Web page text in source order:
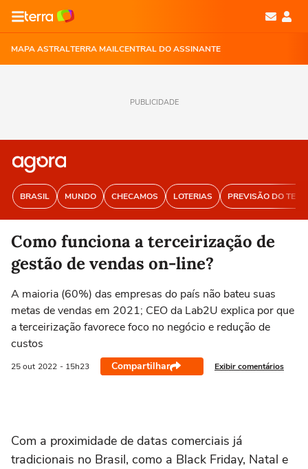
MAPA ASTRALTERRA MAILCENTRAL DO ASSINANTE
PUBLICIDADE
BRASIL MUNDO CHECAMOS LOTERIAS PREVISÃO DO
Como funciona a terceirização de
gestão de vendas on-line?
A maioria (60%) das empresas do país não bateu suas
metas de vendas em 2021; CEO da Lab2U explica por que
a terceirização favorece foco no negócio e redução de
custos
25 out 2022 - 15h23 Compartilhar Exibir comentários
Com a proximidade de datas comerciais já
tradicionais no Brasil, como a Black Friday, Natal e